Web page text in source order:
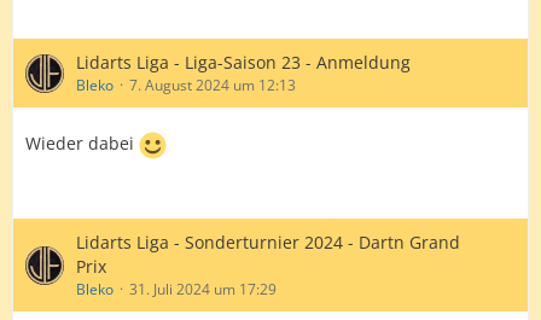
Lidarts Liga - Liga-Saison 23 - Anmeldung
Bleko 7. August 2024 um 12:13
Wieder dabei
Lidarts Liga - Sonderturnier 2024 - Dartn Grand
Prix
Bleko 31. Juli 2024 um 17:29